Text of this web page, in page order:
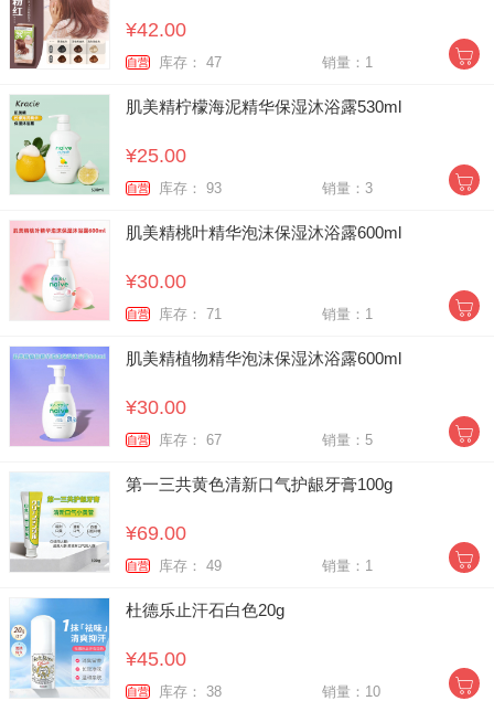
¥42.00
自营 库存： 47 销量：1
肌美精柠檬海泥精华保湿沐浴露530ml
¥25.00
自营 库存： 93 销量：3
肌美精桃叶精华泡沫保湿沐浴露600ml
¥30.00
自营 库存： 71 销量：1
肌美精植物精华泡沫保湿沐浴露600ml
¥30.00
自营 库存： 67 销量：5
第一三共黄色清新口气护龈牙膏100g
¥69.00
自营 库存： 49 销量：1
杜德乐止汗石白色20g
¥45.00
自营 库存： 38 销量：10